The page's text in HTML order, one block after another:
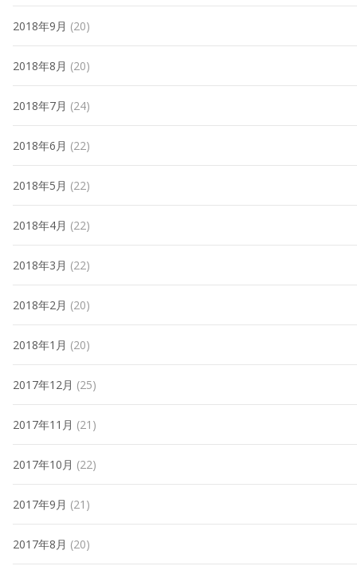
2018年9月 (20)
2018年8月 (20)
2018年7月 (24)
2018年6月 (22)
2018年5月 (22)
2018年4月 (22)
2018年3月 (22)
2018年2月 (20)
2018年1月 (20)
2017年12月 (25)
2017年11月 (21)
2017年10月 (22)
2017年9月 (21)
2017年8月 (20)